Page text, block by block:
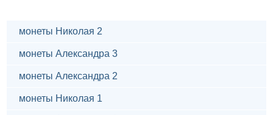
монеты Николая 2
монеты Александра 3
монеты Александра 2
монеты Николая 1